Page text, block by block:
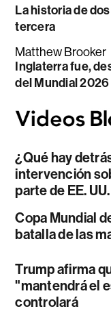
La historia de
tercera
Matthew Brooker
Inglaterra fue,
del Mundial 2026
¿Qué hay
intervención
parte de EE.
Copa Mundial
batalla de las
Trump afirma
"mantendrá el
controlará